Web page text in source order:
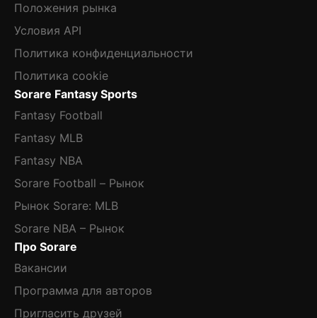
Положения рынка
Условия API
Политика конфиденциальности
Политика cookie
Sorare Fantasy Sports
Fantasy Football
Fantasy MLB
Fantasy NBA
Sorare Football – Рынок
Рынок Sorare: MLB
Sorare NBA – Рынок
Про Sorare
Вакансии
Программа для авторов
Пригласить друзей